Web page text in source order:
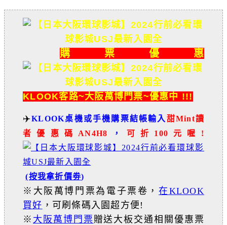
購票優惠
KLOOK客路~大阪萬博門票~優惠中 !!!
✈️KLOOK桌機或手機購票結帳輸入 甜Mint讀
者優惠碼AN4H8 ， 可折100元喔!
(按我拿折價劵)
※大阪萬博門票為電子票卷，在KLOOK
買好 ，可刷條碼入園超方便!
※ 大阪萬博門票 贈送大板交通相關優惠票